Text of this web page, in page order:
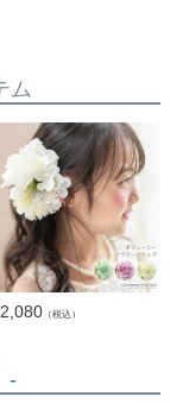
ム
2,080（税込）
-